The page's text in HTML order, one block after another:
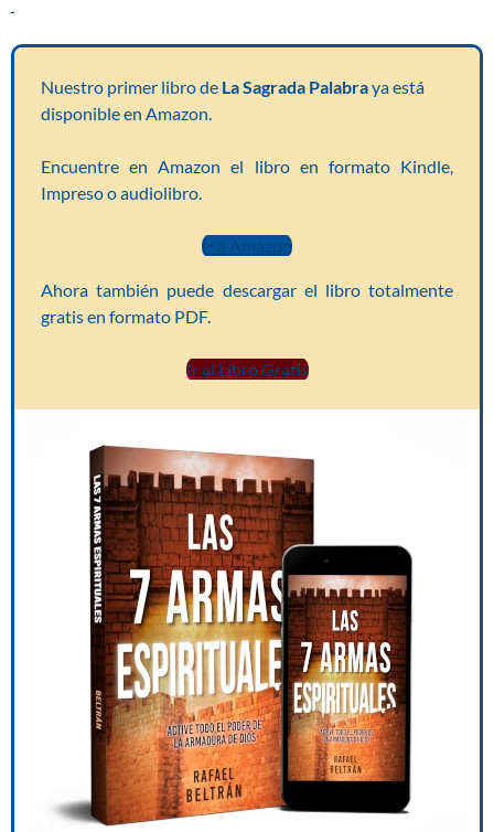
Nuestro primer libro de La Sagrada Palabraya está
disponible en Amazon.
Encuentre en Amazon el libro en formato Kindle,
Impreso o audiolibro.
Ir a Amazon
Ahora también puede descargar el libro totalmente
gratis en formato PDF.
Ir al Libro Gratis